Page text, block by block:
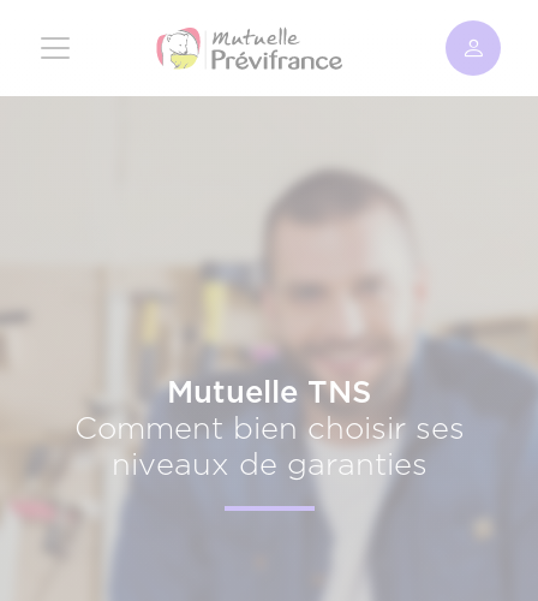
contenu
Mutuelle TNS
Comment bien choisir ses
niveaux de garanties